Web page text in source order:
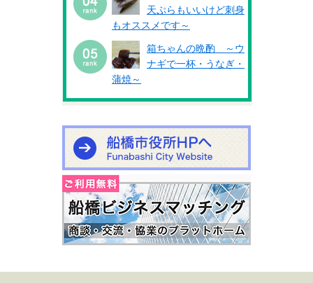
天ぷらもいいけど刺身
もオススメです～
箱ちゃんの晩酌 ～ウ
ナギで一杯・うなぎ・
蒲焼～